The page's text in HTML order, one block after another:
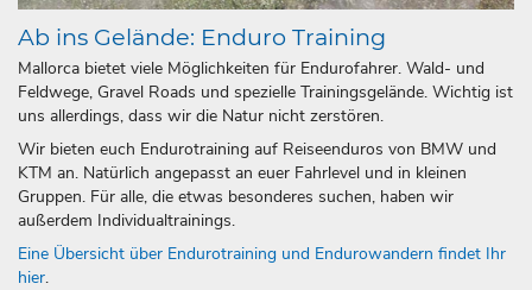
Ab ins Gelände: Enduro Training
Mallorca bietet viele Möglichkeiten für Endurofahrer. Wald- und
Feldwege, Gravel Roads und spezielle Trainingsgelände. Wichtig ist
uns allerdings, dass wir die Natur nicht zerstören.
Wir bieten euch Endurotraining auf Reiseenduros von BMW und
KTM an. Natürlich angepasst an euer Fahrlevel und in kleinen
Gruppen. Für alle, die etwas besonderes suchen, haben wir
außerdem Individualtrainings.
Eine Übersicht über Endurotraining und Endurowandern findet Ihr
hier.